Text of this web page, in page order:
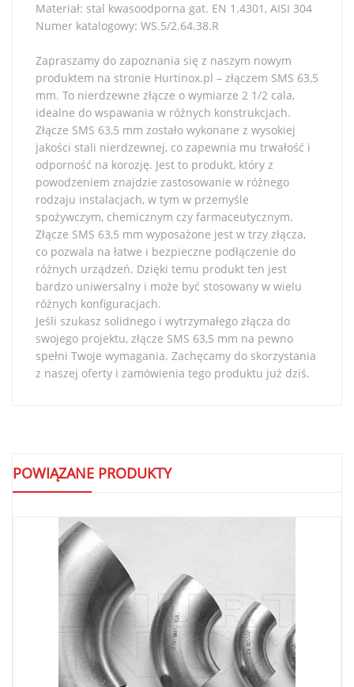
Materiał: stal kwasoodporna gat. EN 1.4301, AISI 304
Numer katalogowy: WS.5/2.64.38.R
Zapraszamy do zapoznania się z naszym nowym
produktem na stronie Hurtinox.pl – złączem SMS 63,5
mm. To nierdzewne złącze o wymiarze 2 1/2 cala,
idealne do wspawania w różnych konstrukcjach.
Złącze SMS 63,5 mm zostało wykonane z wysokiej
jakości stali nierdzewnej, co zapewnia mu trwałość i
odporność na korozję. Jest to produkt, który z
powodzeniem znajdzie zastosowanie w różnego
rodzaju instalacjach, w tym w przemyśle
spożywczym, chemicznym czy farmaceutycznym.
Złącze SMS 63,5 mm wyposażone jest w trzy złącza,
co pozwala na łatwe i bezpieczne podłączenie do
różnych urządzeń. Dzięki temu produkt ten jest
bardzo uniwersalny i może być stosowany w wielu
różnych konfiguracjach.
Jeśli szukasz solidnego i wytrzymałego złącza do
swojego projektu, złącze SMS 63,5 mm na pewno
spełni Twoje wymagania. Zachęcamy do skorzystania
z naszej oferty i zamówienia tego produktu już dziś.
POWIĄZANE PRODUKTY